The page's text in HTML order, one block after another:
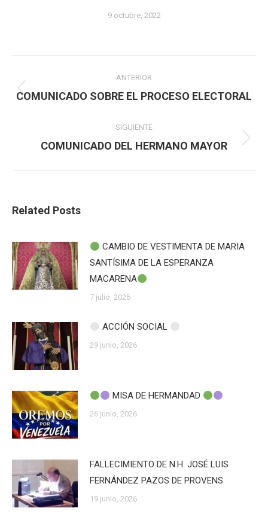
9 octubre, 2022
entre
ANTERIOR
Publicación
COMUNICADO SOBRE EL PROCESO ELECTORAL
SIGUIENTE
Publicación
COMUNICADO DEL HERMANO MAYOR
Related Posts
CAMBIO DE VESTIMENTA DE MARIA
SANTÍSIMA DE LA ESPERANZA
MACARENA
7 julio, 2026
ACCIÓN SOCIAL
29 junio, 2026
MISA DE HERMANDAD
26 junio, 2026
FALLECIMIENTO DE N.H. JOSÉ LUIS
FERNÁNDEZ PAZOS DE PROVENS
19 junio, 2026